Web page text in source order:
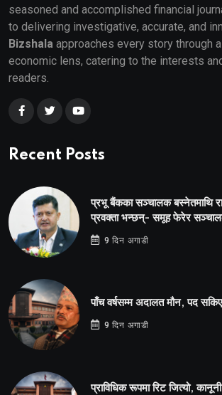
seasoned and accomplished financial
to delivering investigative, accurate, and
Bizshala approaches every story through
economic lens, catering to the interests
readers.
Recent Posts
प्रभू बैंकका सञ्चालक बस्नेतमाथि
प्रवक्ता भन्छन्- समूह फेरेर
9 दिन अगाडी
पाँच वर्षसम्म अदालत मौन, पद
9 दिन अगाडी
प्राविधिक रूपमा रिट जित्यो, कानूनी